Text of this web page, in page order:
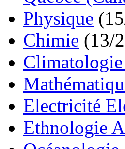
Physique
Chimie (13/
Electricité
Ethnologie